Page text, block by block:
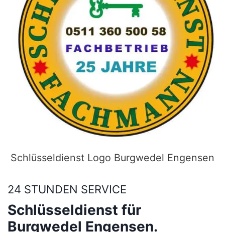
Schlüsseldienst Logo Burgwedel Engensen
24 STUNDEN SERVICE
Schlüsseldienst für
Burgwedel Engensen.